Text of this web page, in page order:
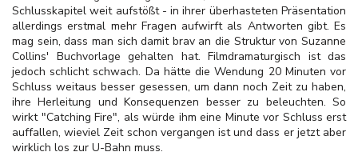
Schlusskapitel weit aufstößt - in ihrer überhasteten Präsentation
allerdings erstmal mehr Fragen aufwirft als Antworten gibt. Es
mag sein, dass man sich damit brav an die Struktur von Suzanne
Collins' Buchvorlage gehalten hat. Filmdramaturgisch ist das
jedoch schlicht schwach. Da hätte die Wendung 20 Minuten vor
Schluss weitaus besser gesessen, um dann noch Zeit zu haben,
ihre Herleitung und Konsequenzen besser zu beleuchten. So
wirkt "Catching Fire", als würde ihm eine Minute vor Schluss erst
auffallen, wieviel Zeit schon vergangen ist und dass er jetzt aber
wirklich los zur U-Bahn muss.